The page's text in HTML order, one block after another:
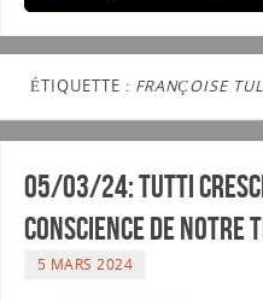
ÉTIQUETTE : FRANÇOISE
05/03/24: Tutti
conscience de notre
5 MARS 2024